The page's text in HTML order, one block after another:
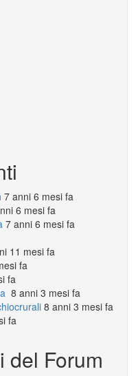
7 anni 6 mesi fa
6 mesi fa
7 anni 6 mesi fa
11 mesi fa
fa
fa
8 anni 3 mesi fa
8 anni 3 mesi fa
fa
del Forum